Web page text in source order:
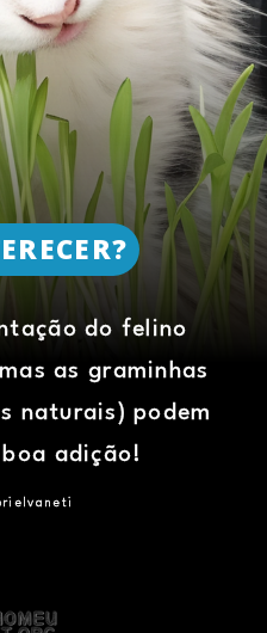
do felino
as graminhas
naturais) podem
adição!